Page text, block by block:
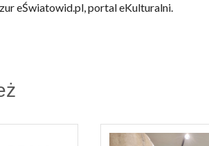
eŚwiatowid.pl, portal eKulturalni.